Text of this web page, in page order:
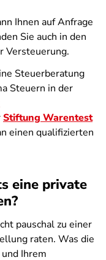
Ihnen auf Anfrage
Sie auch in den
Versteuerung.
Steuerberatung
Steuern in der
Stiftung Warentest
einen qualifizierten
eine private
pauschal zu einer
raten. Was die
Ihrem